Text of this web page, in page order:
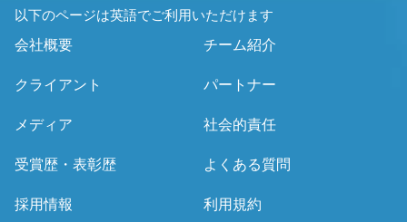
以下のページは英語でご利用いただけます
会社概要
チーム紹介
クライアント パートナー
メディア 社会的責任
受賞歴・表彰歴 よくある質問
採用情報 利用規約